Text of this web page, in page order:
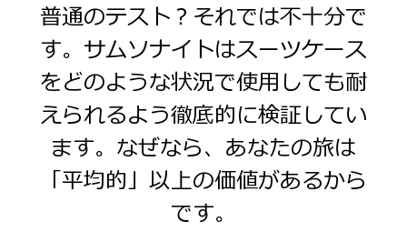
普通のテスト？それでは不十分で
す。サムソナイトはスーツケース
をどのような状況で使用しても耐
えられるよう徹底的に検証してい
ます。なぜなら、あなたの旅は
「平均的」以上の価値があるから
です。